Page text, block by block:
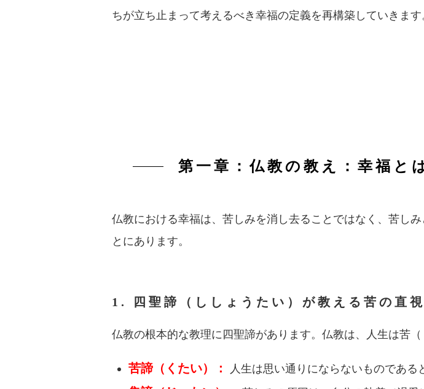
ちが立ち止まって考えるべき幸福の定義を再構築していきます
第一章：仏教の教え：幸福と
仏教における幸福は、苦しみを消し去ることではなく、苦し
とにあります。
1. 四聖諦（ししょうたい）が教える苦の直視
仏教の根本的な教理に四聖諦があります。仏教は、人生は苦
苦諦（くたい）： 人生は思い通りにならないものである